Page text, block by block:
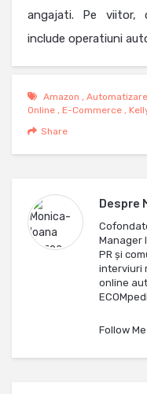
angajati. Pe viitor,
include operatiuni
Amazon , Automatizare
Online , E-Commerce ,
Share
Despre
Manager
PR și
interviuri
online
Follow Me